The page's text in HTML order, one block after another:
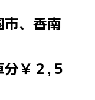
市、香南
￥２,５